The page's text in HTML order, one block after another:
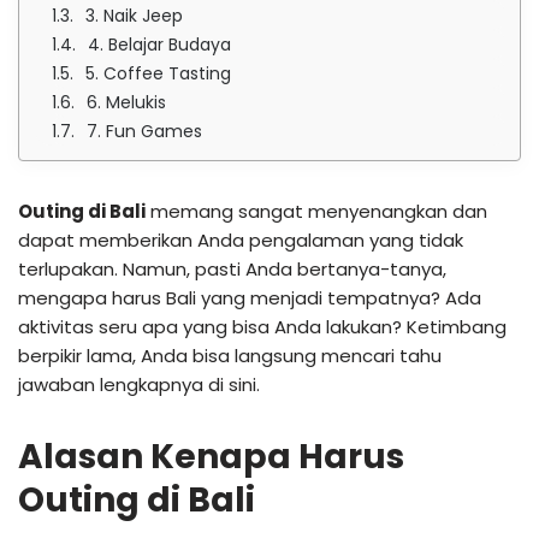
3. Naik Jeep
4. Belajar Budaya
5. Coffee Tasting
6. Melukis
7. Fun Games
Outing di Balimemang sangat menyenangkan dan
dapat memberikan Anda pengalaman yang tidak
terlupakan. Namun, pasti Anda bertanya-tanya,
mengapa harus Bali yang menjadi tempatnya? Ada
aktivitas seru apa yang bisa Anda lakukan? Ketimbang
berpikir lama, Anda bisa langsung mencari tahu
jawaban lengkapnya di sini.
Alasan Kenapa Harus
Outing di Bali